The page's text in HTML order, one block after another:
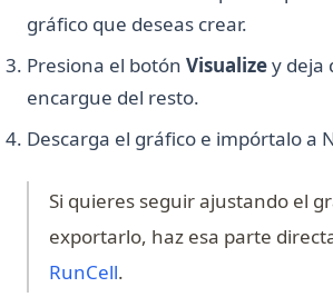
Sklearn Train Test Split: Complete Guide
Python
Sklearn Train Test Split: Guía Completa
en Python
Snowflake Connector Python: Install and
Streamlit Datetime Slider - A Step-by-
T-Test and P-Value in Python for Data
Text Cleaning in Python: Effective Data
gráfico que deseas crear.
Presiona el botón Visualizey deja
encargue del resto.
Descarga el gráfico e impórtalo a
Si quieres seguir ajustando el
exportarlo, haz esa parte
RunCell(opens in a new tab)
.